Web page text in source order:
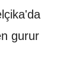
gurur